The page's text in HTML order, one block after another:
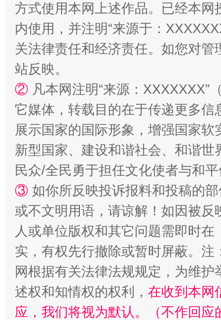
招工难、用工荒背后
方式使用本网上述作品。已经本
内使用，并注明“来源于：
关法律责任和经济责任。如您对
站反映。
② 凡本网注明“来源：
它媒体，转载目的在于传递更多
展示国家的国际形象，增强国家
新型国家、建设和谐社会、和谐
民众/全民勇于担任文化使者与和
③ 如你所反映投诉报料和投稿的
或不文明用语，请谅解！如因被
人或单位版权和其它问题需即时在
实，有权先行撤除或暂时屏蔽。
网根据有关法律法规规定，为维
述权和知情权的权利， 在收到本网
应，我们将视为默认。（不作回应